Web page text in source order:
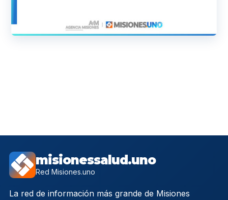
misionessalud.uno
Red Misiones.uno
La red de información más grande de Misiones